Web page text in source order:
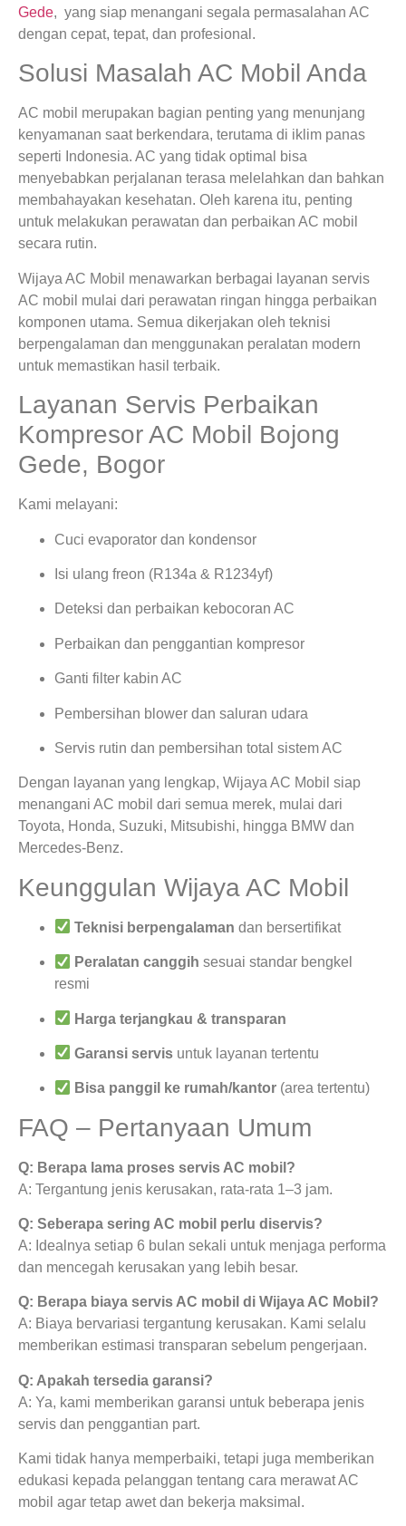
Gede, yang siap menangani segala permasalahan AC
dengan cepat, tepat, dan profesional.
Solusi Masalah AC Mobil Anda
AC mobil merupakan bagian penting yang menunjang
kenyamanan saat berkendara, terutama di iklim panas
seperti Indonesia. AC yang tidak optimal bisa
menyebabkan perjalanan terasa melelahkan dan bahkan
membahayakan kesehatan. Oleh karena itu, penting
untuk melakukan perawatan dan perbaikan AC mobil
secara rutin.
Wijaya AC Mobil menawarkan berbagai layanan servis
AC mobil mulai dari perawatan ringan hingga perbaikan
komponen utama. Semua dikerjakan oleh teknisi
berpengalaman dan menggunakan peralatan modern
untuk memastikan hasil terbaik.
Layanan Servis Perbaikan
Kompresor AC Mobil Bojong
Gede, Bogor
Kami melayani:
Cuci evaporator dan kondensor
Isi ulang freon (R134a & R1234yf)
Deteksi dan perbaikan kebocoran AC
Perbaikan dan penggantian kompresor
Ganti filter kabin AC
Pembersihan blower dan saluran udara
Servis rutin dan pembersihan total sistem AC
Dengan layanan yang lengkap, Wijaya AC Mobil siap
menangani AC mobil dari semua merek, mulai dari
Toyota, Honda, Suzuki, Mitsubishi, hingga BMW dan
Mercedes-Benz.
Keunggulan Wijaya AC Mobil
Teknisi berpengalaman dan bersertifikat
Peralatan canggih sesuai standar bengkel
resmi
Harga terjangkau & transparan
Garansi servis untuk layanan tertentu
Bisa panggil ke rumah/kantor (area tertentu)
FAQ – Pertanyaan Umum
Q: Berapa lama proses servis AC mobil?
A: Tergantung jenis kerusakan, rata-rata 1–3 jam.
Q: Seberapa sering AC mobil perlu diservis?
A: Idealnya setiap 6 bulan sekali untuk menjaga performa
dan mencegah kerusakan yang lebih besar.
Q: Berapa biaya servis AC mobil di Wijaya AC Mobil?
A: Biaya bervariasi tergantung kerusakan. Kami selalu
memberikan estimasi transparan sebelum pengerjaan.
Q: Apakah tersedia garansi?
A: Ya, kami memberikan garansi untuk beberapa jenis
servis dan penggantian part.
Kami tidak hanya memperbaiki, tetapi juga memberikan
edukasi kepada pelanggan tentang cara merawat AC
mobil agar tetap awet dan bekerja maksimal.